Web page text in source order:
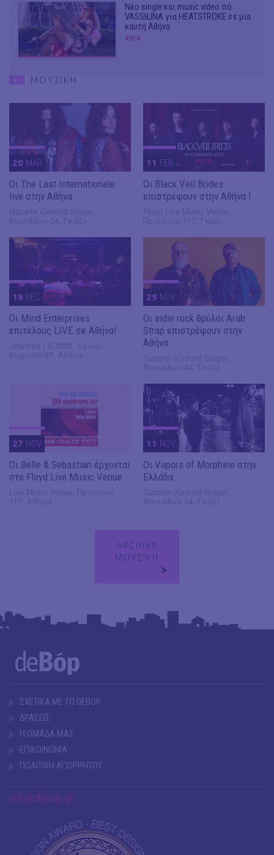
Νέο single και music video πό
VASSIŁINA για HEATSTROKE σε μία
καυτή Αθήνα
#ΝΕΑ
ΜΟΥΣΙΚΗ
20 MAR
Οι The Last Internationale
live στην Αθήνα
11 FEB
Οι Black Veil Brides
επιστρέφουν στην Αθήνα !
18 DEC
Οι Mind Enterprises
επιτέλους LIVE σε Αθήνα!
29 NOV
Οι indie rock θρύλοι Arab
Strap επιστρέφουν στην
Αθήνα
27 NOV
Οι Belle & Sebastian έρχονται
στο Floyd Live Music Venue
11 NOV
Οι Vapors of Morphine στην
Ελλάδα
ARCHIVE
ΜΟΥΣΙΚΗ
ΣΧΕΤΙΚΑ ΜΕ ΤΟ DEBOP
ΔΡΑΣΕΙΣ
Η ΟΜΑΔΑ ΜΑΣ
ΕΠΙΚΟΙΝΩΝΙΑ
ΠΟΛΙΤΙΚΗ ΑΠΟΡΡΗΤΟΥ
info@debop.gr